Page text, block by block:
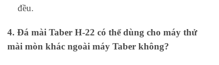
đều.
4. Đá mài Taber H-22 có thể dùng cho máy thử
mài mòn khác ngoài máy Taber không?